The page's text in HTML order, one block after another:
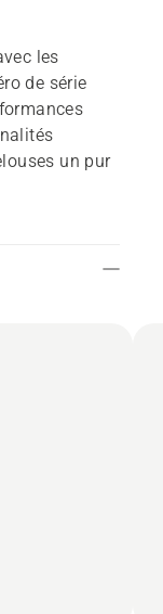
les
de série
un pur